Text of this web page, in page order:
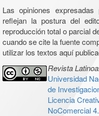
Las opiniones
reflejan la postura del
reproducción total o parcial
cuando se cite la fuente
utilizar los textos aquí
Revista
Universidad
de
Licencia
NoComercial